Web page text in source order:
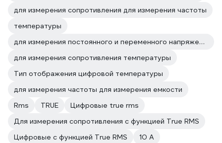
для измерения сопротивления для измерения частоты
температуры
для измерения постоянного и переменного напряжения температуры
для измерения сопротивления температуры
Тип отображения цифровой температуры
для измерения частоты для измерения емкости
Rms
TRUE
Цифровые true rms
Для измерения сопротивления с функцией True RMS
Цифровые с функцией True RMS
10 А